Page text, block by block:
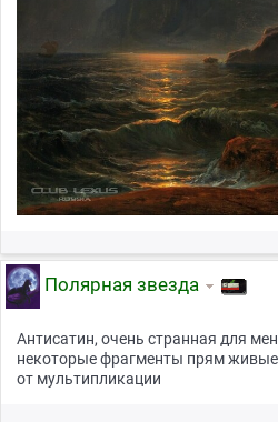
Полярная звезда
Антисатин, очень странная для
некоторые фрагменты прям
от мультипликации